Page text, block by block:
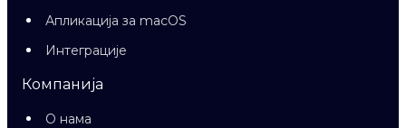
Апликација за macOS
Интеграције
Компанија
О нама